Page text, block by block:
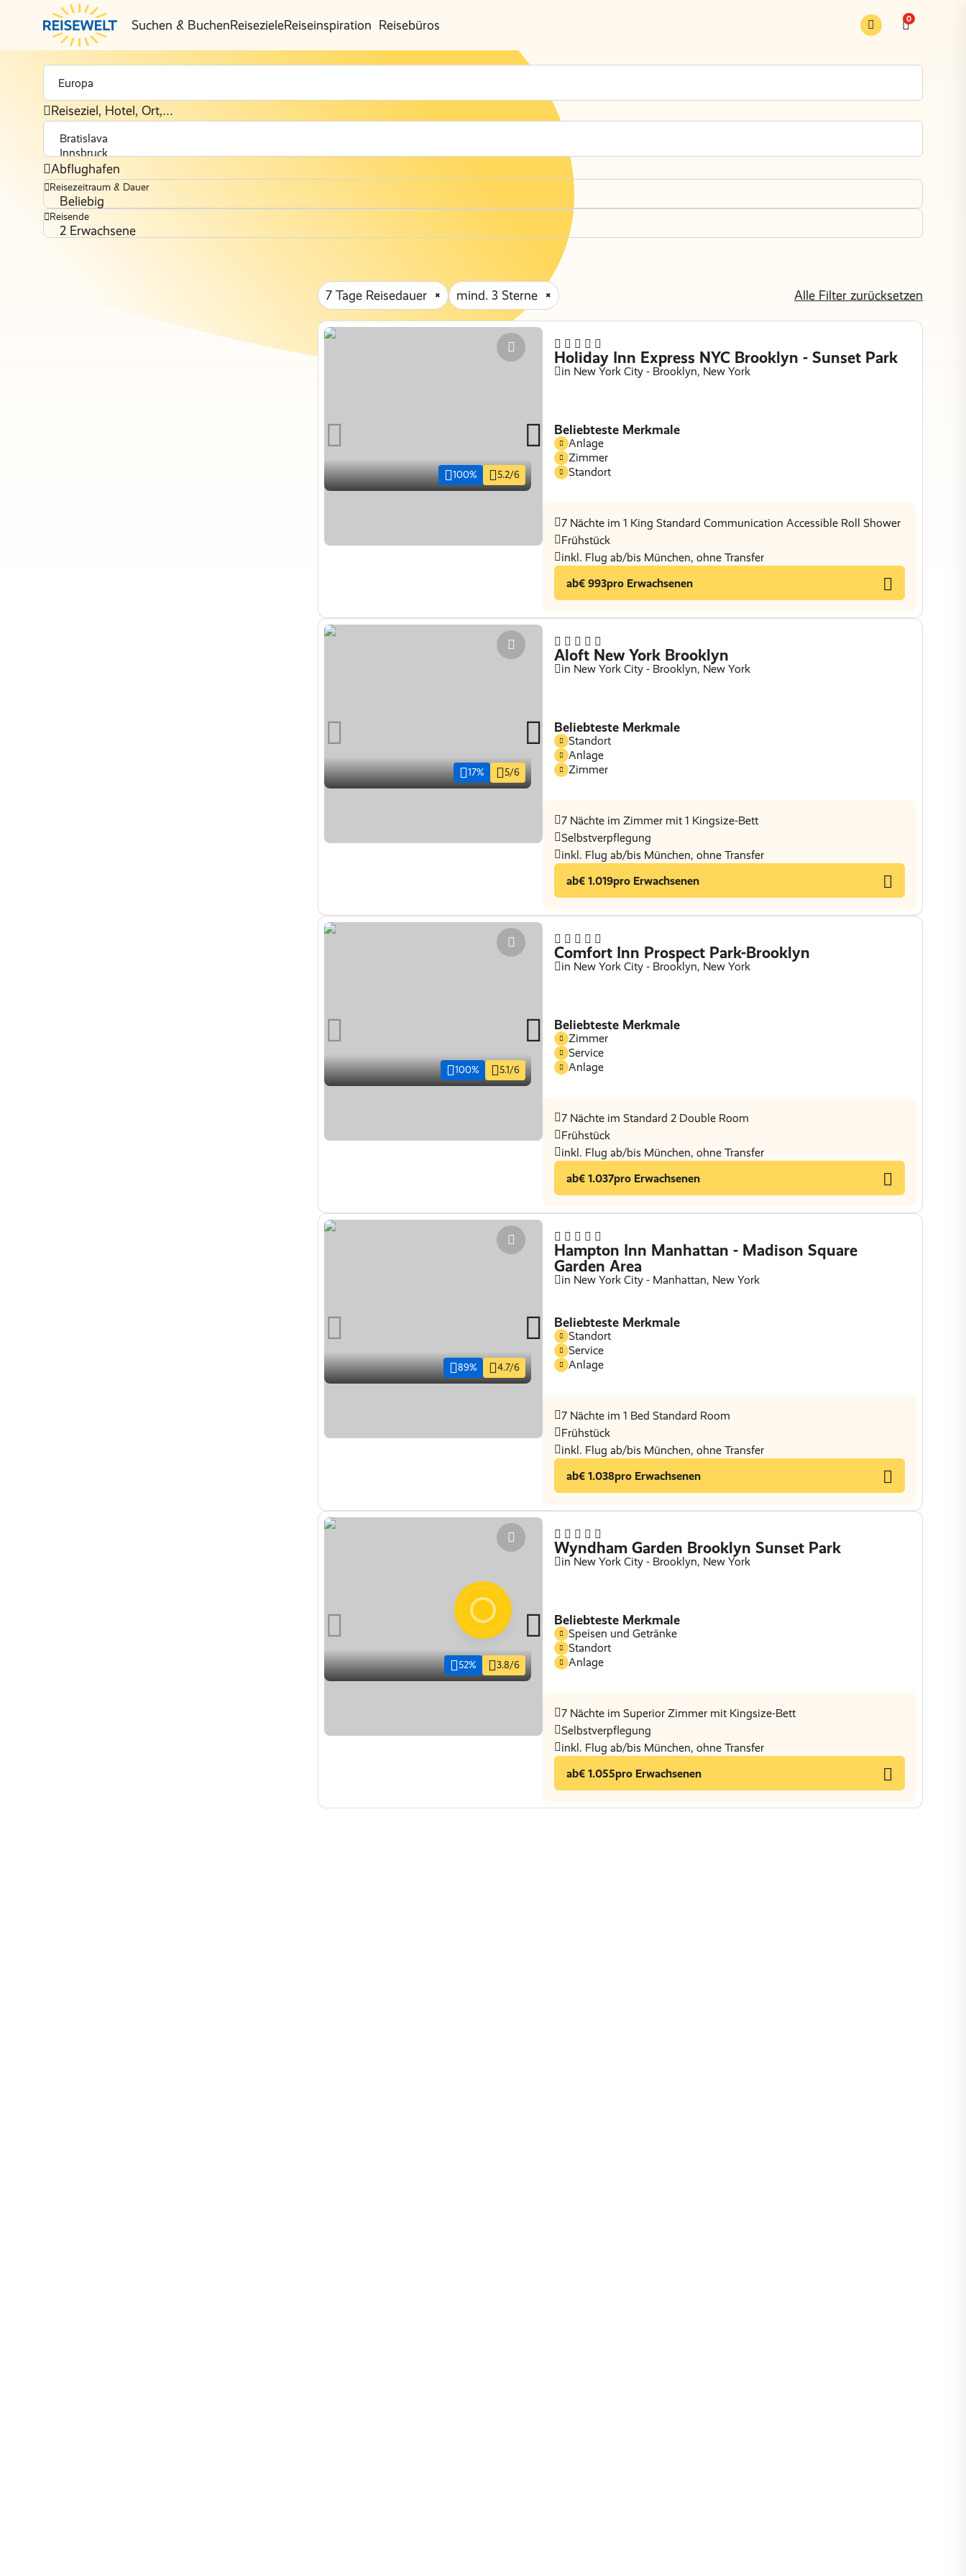
Suchen & BuchenReisezieleReiseinspiration Reisebüros 0
Reiseziel, Hotel, Ort,…
Abflughafen
Reisezeitraum & Dauer
Beliebig
Reisende
2 Erwachsene
7 Tage Reisedauer mind. 3 Sterne Alle Filter zurücksetzen
100% 5.2/6
Holiday Inn Express NYC Brooklyn - Sunset Park
in New York City - Brooklyn, New York
Beliebteste Merkmale
Anlage
Zimmer
Standort
7 Nächte im 1 King Standard Communication Accessible Roll Shower
Frühstück
inkl. Flug ab/bis München, ohne Transfer
ab€ 993pro Erwachsenen
17% 5/6
Aloft New York Brooklyn
in New York City - Brooklyn, New York
Beliebteste Merkmale
Standort
Anlage
Zimmer
7 Nächte im Zimmer mit 1 Kingsize-Bett
Selbstverpflegung
inkl. Flug ab/bis München, ohne Transfer
ab€ 1.019pro Erwachsenen
100% 5.1/6
Comfort Inn Prospect Park-Brooklyn
in New York City - Brooklyn, New York
Beliebteste Merkmale
Zimmer
Service
Anlage
7 Nächte im Standard 2 Double Room
Frühstück
inkl. Flug ab/bis München, ohne Transfer
ab€ 1.037pro Erwachsenen
89% 4.7/6
Hampton Inn Manhattan - Madison Square
Garden Area
in New York City - Manhattan, New York
Beliebteste Merkmale
Standort
Service
Anlage
7 Nächte im 1 Bed Standard Room
Frühstück
inkl. Flug ab/bis München, ohne Transfer
ab€ 1.038pro Erwachsenen
52% 3.8/6
Wyndham Garden Brooklyn Sunset Park
in New York City - Brooklyn, New York
Beliebteste Merkmale
Speisen und Getränke
Standort
Anlage
7 Nächte im Superior Zimmer mit Kingsize-Bett
Selbstverpflegung
inkl. Flug ab/bis München, ohne Transfer
ab€ 1.055pro Erwachsenen